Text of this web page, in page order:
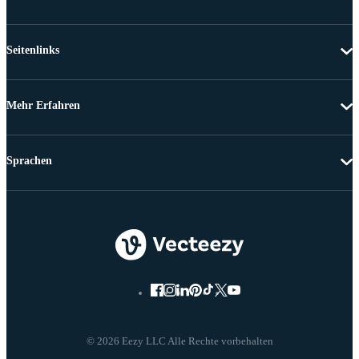
Seitenlinks
Mehr Erfahren
© 2026 Eezy LLC Alle Rechte vorbehalten
Sprachen